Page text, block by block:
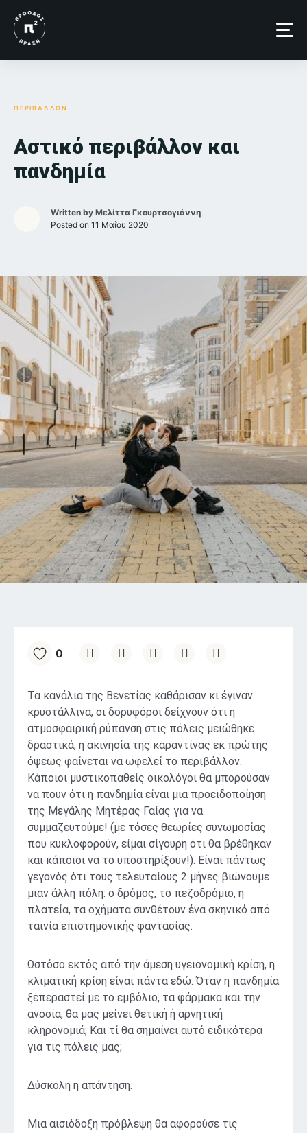
content
ΠΕΡΙΒΑΛΛΟΝ
Αστικό περιβάλλον και
πανδημία
Written by Μελίττα Γκουρτσογιάννη
Posted on 11 Μαΐου 2020
0
Τα κανάλια της Βενετίας καθάρισαν κι έγιναν
κρυστάλλινα, οι δορυφόροι δείχνουν ότι η
ατμοσφαιρική ρύπανση στις πόλεις μειώθηκε
δραστικά, η ακινησία της καραντίνας εκ πρώτης
όψεως φαίνεται να ωφελεί το περιβάλλον.
Κάποιοι μυστικοπαθείς οικολόγοι θα μπορούσαν
να πουν ότι η πανδημία είναι μια προειδοποίηση
της Μεγάλης Μητέρας Γαίας για να
συμμαζευτούμε! (με τόσες θεωρίες συνωμοσίας
που κυκλοφορούν, είμαι σίγουρη ότι θα βρέθηκαν
και κάποιοι να το υποστηρίξουν!). Είναι πάντως
γεγονός ότι τους τελευταίους 2 μήνες βιώνουμε
μιαν άλλη πόλη: ο δρόμος, το πεζοδρόμιο, η
πλατεία, τα οχήματα συνθέτουν ένα σκηνικό από
ταινία επιστημονικής φαντασίας.
Ωστόσο εκτός από την άμεση υγειονομική κρίση, η
κλιματική κρίση είναι πάντα εδώ. Όταν η πανδημία
ξεπεραστεί με το εμβόλιο, τα φάρμακα και την
ανοσία, θα μας μείνει θετική ή αρνητική
κληρονομιά; Και τί θα σημαίνει αυτό ειδικότερα
για τις πόλεις μας;
Δύσκολη η απάντηση.
Μια αισιόδοξη πρόβλεψη θα αφορούσε τις